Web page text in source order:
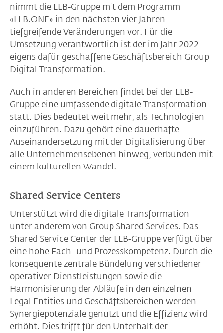
nimmt die LLB-Gruppe mit dem Programm
«LLB.ONE» in den nächsten vier Jahren
tiefgreifende Veränderungen vor. Für die
Umsetzung verantwortlich ist der im Jahr 2022
eigens dafür geschaffene Geschäftsbereich Group
Digital Transformation.
Auch in anderen Bereichen findet bei der LLB-
Gruppe eine umfassende digitale Transformation
statt. Dies bedeutet weit mehr, als Technologien
einzuführen. Dazu gehört eine dauerhafte
Auseinandersetzung mit der Digitalisierung über
alle Unternehmensebenen hinweg, verbunden mit
einem kulturellen Wandel.
Shared Service Centers
Unterstützt wird die digitale Transformation
unter anderem von Group Shared Services. Das
Shared Service Center der LLB-Gruppe verfügt über
eine hohe Fach- und Prozesskompetenz. Durch die
konsequente zentrale Bündelung verschiedener
operativer Dienstleistungen sowie die
Harmonisierung der Abläufe in den einzelnen
Legal Entities und Geschäftsbereichen werden
Synergiepotenziale genutzt und die Effizienz wird
erhöht. Dies trifft für den Unterhalt der